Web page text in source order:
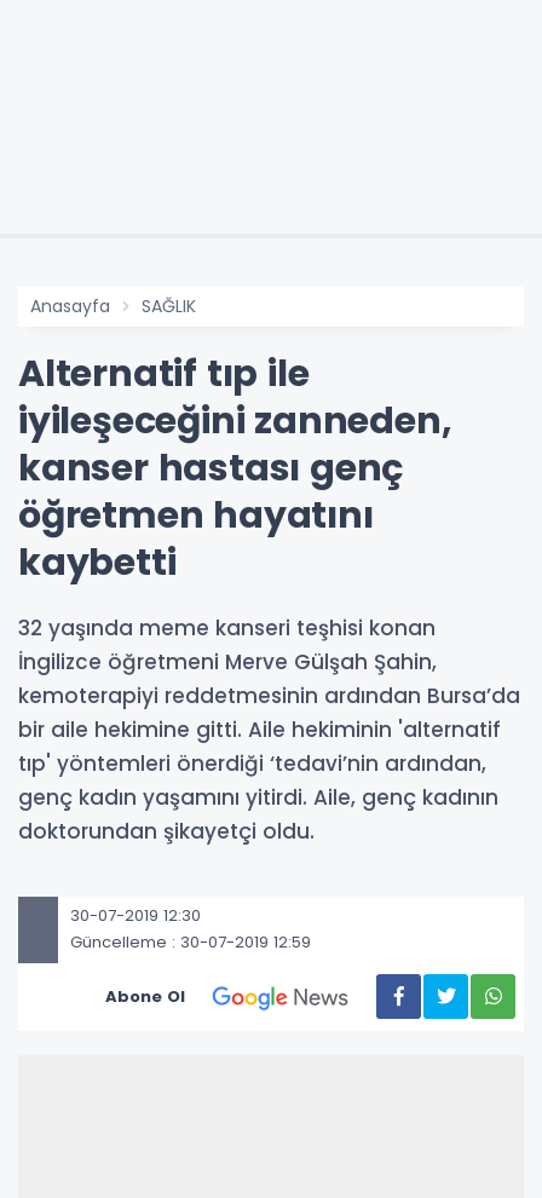
Anasayfa SAĞLIK
Alternatif tıp ile
iyileşeceğini zanneden,
kanser hastası genç
öğretmen hayatını
kaybetti
32 yaşında meme kanseri teşhisi konan
İngilizce öğretmeni Merve Gülşah Şahin,
kemoterapiyi reddetmesinin ardından Bursa’da
bir aile hekimine gitti. Aile hekiminin 'alternatif
tıp' yöntemleri önerdiği ‘tedavi’nin ardından,
genç kadın yaşamını yitirdi. Aile, genç kadının
doktorundan şikayetçi oldu.
30-07-2019 12:30
Güncelleme : 30-07-2019 12:59
Abone Ol